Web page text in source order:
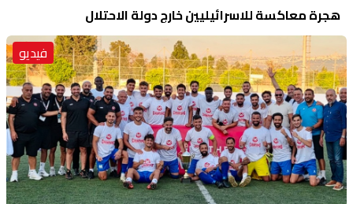
هجرة معاكسة للاسرائيليين خارج دولة الاحتلال
فيديو